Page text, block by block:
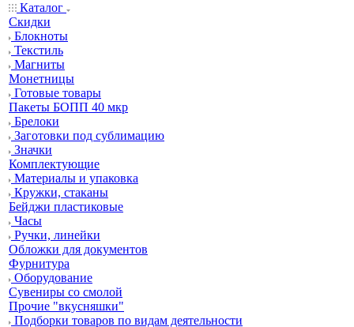
Каталог
Скидки
Блокноты
Текстиль
Магниты
Монетницы
Готовые товары
Пакеты БОПП 40 мкр
Брелоки
Заготовки под сублимацию
Значки
Комплектующие
Материалы и упаковка
Кружки, стаканы
Бейджи пластиковые
Часы
Ручки, линейки
Обложки для документов
Фурнитура
Оборудование
Сувениры со смолой
Прочие "вкусняшки"
Подборки товаров по видам деятельности